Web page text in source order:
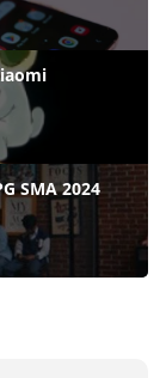
SMA 2024